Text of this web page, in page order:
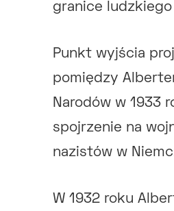
granice
Punkt wyjścia
pomiędzy
Narodów w 1933
spojrzenie na
nazistów w
W 1932 roku